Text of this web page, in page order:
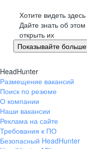
Хотите видеть
Дайте знать об
открыть их
Показывайте
HeadHunter
Размещение вакансий
Поиск по резюме
О компании
Наши вакансии
Реклама на сайте
Требования к ПО
Безопасный HeadHunter